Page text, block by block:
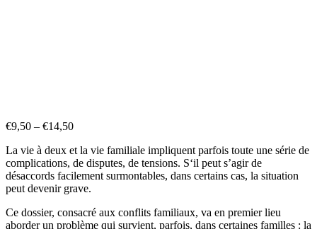
€9,50 – €14,50
La vie à deux et la vie familiale impliquent parfois toute une série de
complications, de disputes, de tensions. S‘il peut s’agir de
désaccords facilement surmontables, dans certains cas, la situation
peut devenir grave.
Ce dossier, consacré aux conflits familiaux, va en premier lieu
aborder un problème qui survient, parfois, dans certaines familles : la